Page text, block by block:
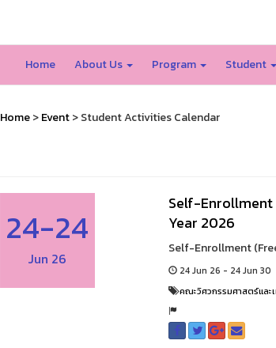
Home About Us Program Student
Home>Event> Student Activities Calendar
24-24
Jun 26
Self-Enrollment
Year 2026
Self-Enrollment
24 Jun 26 - 24 Jun 30
คณะวิศวกรรมศาสตร์และ